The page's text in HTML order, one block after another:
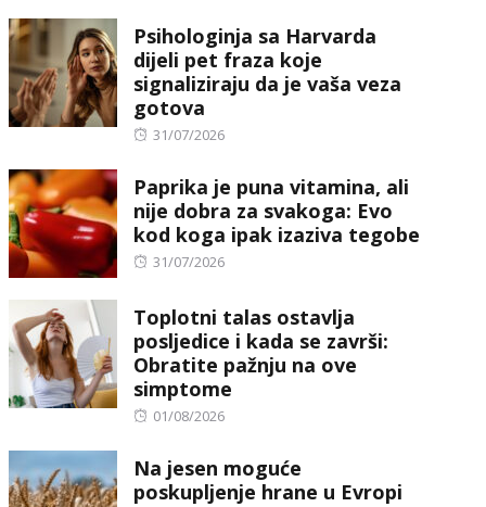
Psihologinja sa Harvarda
dijeli pet fraza koje
signaliziraju da je vaša veza
gotova
Posted
31/07/2026
Paprika je puna vitamina, ali
nije dobra za svakoga: Evo
kod koga ipak izaziva tegobe
Posted
31/07/2026
Toplotni talas ostavlja
posljedice i kada se završi:
Obratite pažnju na ove
simptome
Posted
01/08/2026
Na jesen moguće
poskupljenje hrane u Evropi